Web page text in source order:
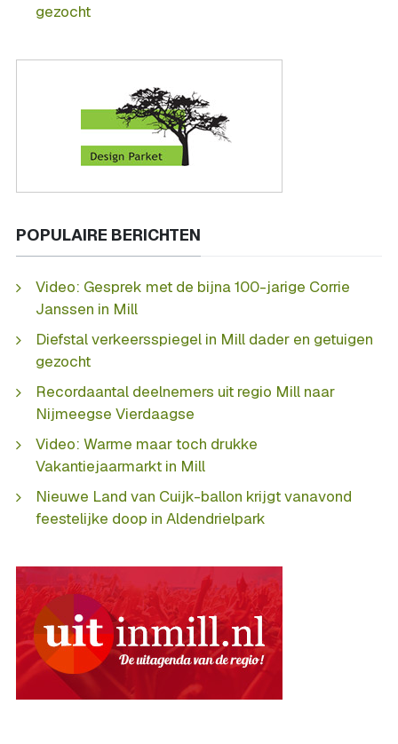
gezocht
POPULAIRE BERICHTEN
Video: Gesprek met de bijna 100-jarige Corrie
Janssen in Mill
Diefstal verkeersspiegel in Mill dader en getuigen
gezocht
Recordaantal deelnemers uit regio Mill naar
Nijmeegse Vierdaagse
Video: Warme maar toch drukke
Vakantiejaarmarkt in Mill
Nieuwe Land van Cuijk-ballon krijgt vanavond
feestelijke doop in Aldendrielpark